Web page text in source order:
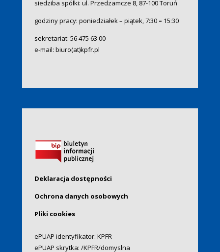
siedziba spółki: ul. Przedzamcze 8, 87-100 Toruń
godziny pracy: poniedziałek – piątek, 7:30– 15:30
sekretariat: 56 475 63 00
e-mail: biuro(at)kpfr.pl
Deklaracja dostępności
Ochrona danych osobowych
Pliki cookies
ePUAP identyfikator: KPFR
ePUAP skrytka: /KPFR/domyslna